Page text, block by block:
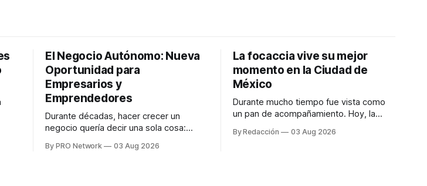
El Negocio Autónomo: Nueva
Oportunidad para
Empresarios y
Emprendedores
Durante décadas, hacer crecer un
negocio quería decir una sola cosa:
anuncios, un especialista en marketing
By PRO Network 03 Aug 2026
La focaccia vive su mejor
momento en la Ciudad de
México
Durante mucho tiempo fue vista como
un pan de acompañamiento. Hoy, la
platillos favoritos de quienes buscan
By Redacción 03 Aug 2026